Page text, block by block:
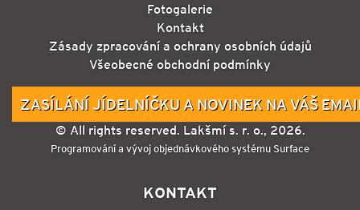
Fotogalerie
Kontakt
Zásady zpracování a ochrany osobních údajů
Všeobecné obchodní podmínky
ZASÍLÁNÍ JÍDELNÍČKU A NOVINEK NA VÁŠ
© All rights reserved. Lakšmí s. r. o., 2026.
Programování a vývoj objednávkového systému Surface
KONTAKT